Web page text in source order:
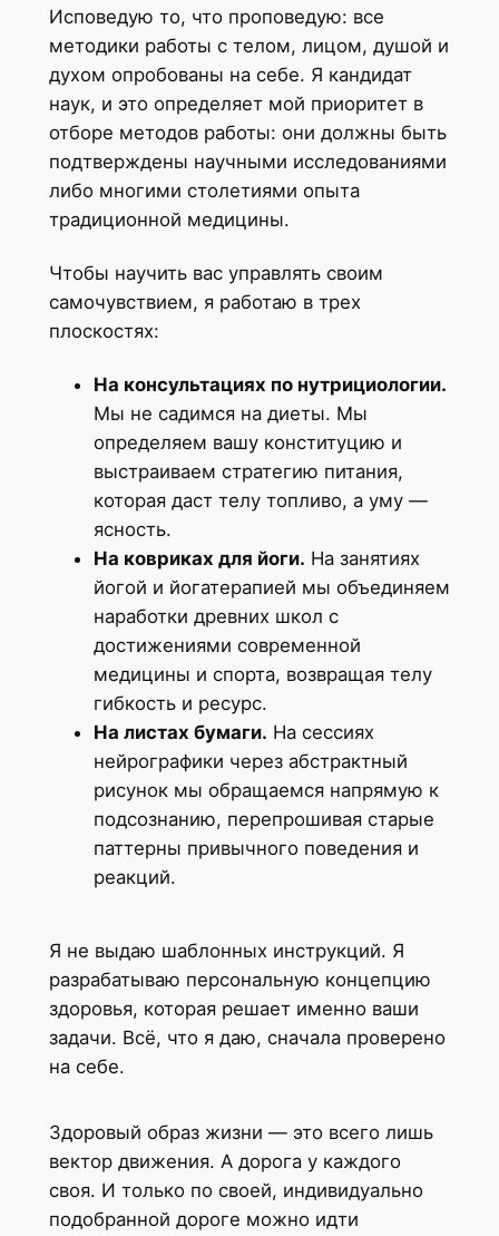
Исповедую то, что проповедую: все
методики работы с телом, лицом, душой и
духом опробованы на себе. Я кандидат
наук, и это определяет мой приоритет в
отборе методов работы: они должны быть
подтверждены научными исследованиями
либо многими столетиями опыта
традиционной медицины.
Чтобы научить вас управлять своим
самочувствием, я работаю в трех
плоскостях:
На консультациях по нутрициологии.
Мы не садимся на диеты. Мы
определяем вашу конституцию и
выстраиваем стратегию питания,
которая даст телу топливо, а уму —
ясность.
На ковриках для йоги. На занятиях
йогой и йогатерапией мы объединяем
наработки древних школ с
достижениями современной
медицины и спорта, возвращая телу
гибкость и ресурс.
На листах бумаги. На сессиях
нейрографики через абстрактный
рисунок мы обращаемся напрямую к
подсознанию, перепрошивая старые
паттерны привычного поведения и
реакций.
Я не выдаю шаблонных инструкций. Я
разрабатываю персональную концепцию
здоровья, которая решает именно ваши
задачи. Всё, что я даю, сначала проверено
на себе.
Здоровый образ жизни — это всего лишь
вектор движения. А дорога у каждого
своя. И только по своей, индивидуально
подобранной дороге можно идти